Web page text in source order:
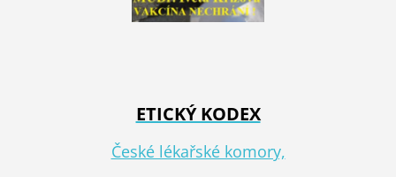
ETICKÝ KODEX
České lékařské komory,